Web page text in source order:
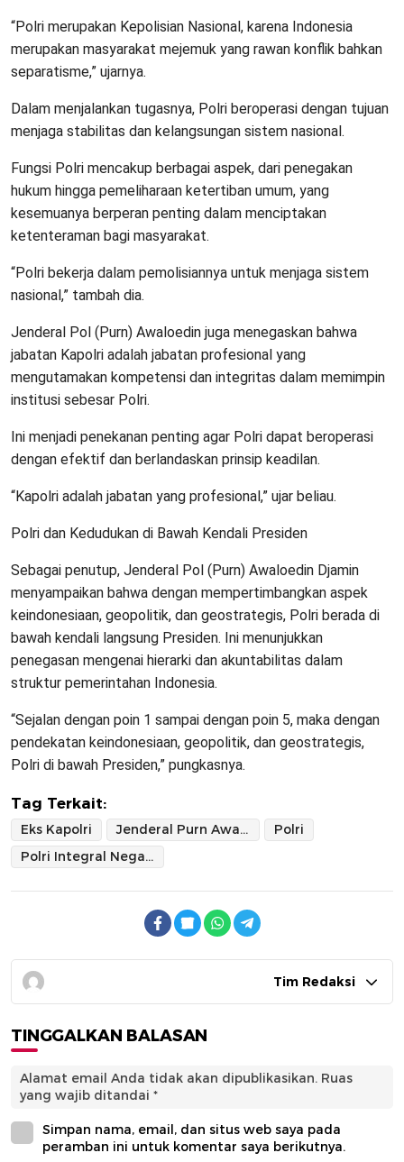
“Polri merupakan Kepolisian Nasional, karena Indonesia
merupakan masyarakat mejemuk yang rawan konflik bahkan
separatisme,” ujarnya.
Dalam menjalankan tugasnya, Polri beroperasi dengan tujuan
menjaga stabilitas dan kelangsungan sistem nasional.
Fungsi Polri mencakup berbagai aspek, dari penegakan
hukum hingga pemeliharaan ketertiban umum, yang
kesemuanya berperan penting dalam menciptakan
ketenteraman bagi masyarakat.
“Polri bekerja dalam pemolisiannya untuk menjaga sistem
nasional,” tambah dia.
Jenderal Pol (Purn) Awaloedin juga menegaskan bahwa
jabatan Kapolri adalah jabatan profesional yang
mengutamakan kompetensi dan integritas dalam memimpin
institusi sebesar Polri.
Ini menjadi penekanan penting agar Polri dapat beroperasi
dengan efektif dan berlandaskan prinsip keadilan.
“Kapolri adalah jabatan yang profesional,” ujar beliau.
Polri dan Kedudukan di Bawah Kendali Presiden
Sebagai penutup, Jenderal Pol (Purn) Awaloedin Djamin
menyampaikan bahwa dengan mempertimbangkan aspek
keindonesiaan, geopolitik, dan geostrategis, Polri berada di
bawah kendali langsung Presiden. Ini menunjukkan
penegasan mengenai hierarki dan akuntabilitas dalam
struktur pemerintahan Indonesia.
“Sejalan dengan poin 1 sampai dengan poin 5, maka dengan
pendekatan keindonesiaan, geopolitik, dan geostrategis,
Polri di bawah Presiden,” pungkasnya.
Tag Terkait:
Eks Kapolri Jenderal Purn Awaloedin
Polri
Polri Integral Negara
Tim Redaksi
TINGGALKAN BALASAN
Alamat email Anda tidak akan dipublikasikan. Ruas
yang wajib ditandai *
Simpan nama, email, dan situs web saya pada
peramban ini untuk komentar saya berikutnya.